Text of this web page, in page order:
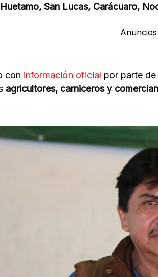
San Lucas, Carácuaro,
Anuncios
con información oficial por parte
agricultores, carniceros y